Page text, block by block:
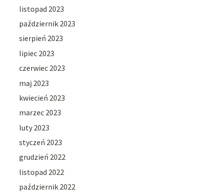
listopad 2023
październik 2023
sierpień 2023
lipiec 2023
czerwiec 2023
maj 2023
kwiecień 2023
marzec 2023
luty 2023
styczeń 2023
grudzień 2022
listopad 2022
październik 2022